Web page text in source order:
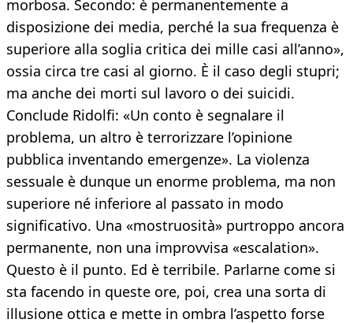
morbosa. Secondo: è permanentemente a
disposizione dei media, perché la sua frequenza è
superiore alla soglia critica dei mille casi all’anno»,
ossia circa tre casi al giorno. È il caso degli stupri;
ma anche dei morti sul lavoro o dei suicidi.
Conclude Ridolfi: «Un conto è segnalare il
problema, un altro è terrorizzare l’opinione
pubblica inventando emergenze». La violenza
sessuale è dunque un enorme problema, ma non
superiore né inferiore al passato in modo
significativo. Una «mostruosità» purtroppo ancora
permanente, non una improvvisa «escalation».
Questo è il punto. Ed è terribile. Parlarne come si
sta facendo in queste ore, poi, crea una sorta di
illusione ottica e mette in ombra l’aspetto forse